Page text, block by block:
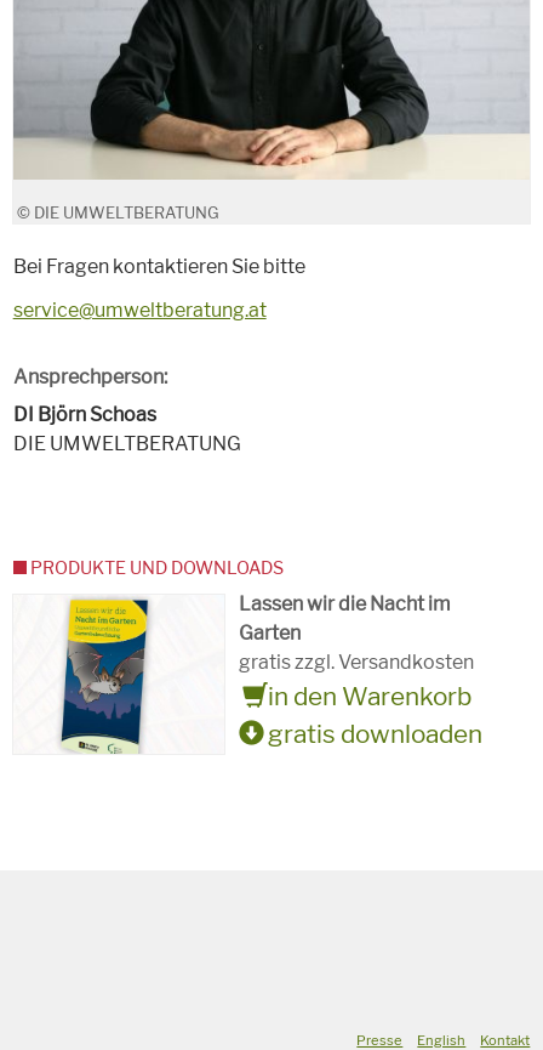
© DIE UMWELTBERATUNG
Bei Fragen kontaktieren Sie bitte
service@umweltberatung.at
Ansprechperson:
DI Björn Schoas
DIE UMWELTBERATUNG
PRODUKTE UND DOWNLOADS
Lassen wir die Nacht im
Garten
gratis zzgl. Versandkosten
in den Warenkorb
gratis downloaden
Presse English Kontakt